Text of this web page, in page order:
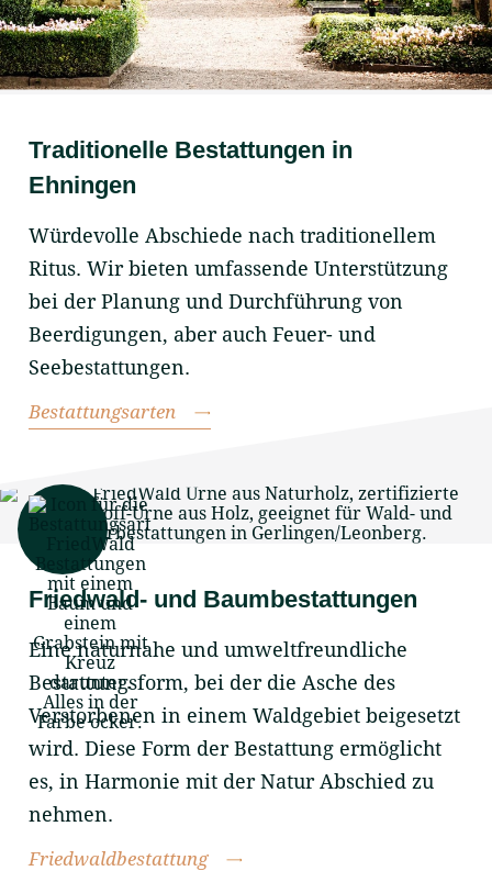
Traditionelle Bestattungen in
Ehningen
Würdevolle Abschiede nach traditionellem
Ritus. Wir bieten umfassende Unterstützung
bei der Planung und Durchführung von
Beerdigungen, aber auch Feuer- und
Seebestattungen.
Bestattungsarten
Friedwald- und Baumbestattungen
Eine naturnahe und umweltfreundliche
Bestattungsform, bei der die Asche des
Verstorbenen in einem Waldgebiet beigesetzt
wird. Diese Form der Bestattung ermöglicht
es, in Harmonie mit der Natur Abschied zu
nehmen.
Friedwaldbestattung